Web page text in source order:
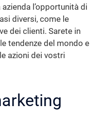
l’opportunità di
diversi, come le
dei clienti. Sarete in
tendenze del mondo e
azioni dei vostri